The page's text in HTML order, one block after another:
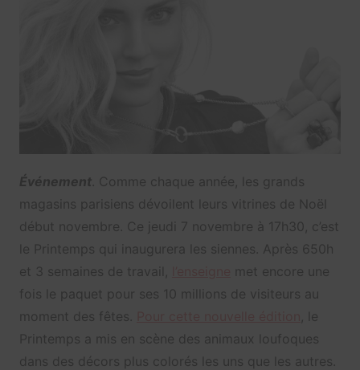
Événement. Comme chaque année, les grands
magasins parisiens dévoilent leurs vitrines de Noël
début novembre. Ce jeudi 7 novembre à 17h30, c’est
le Printemps qui inaugurera les siennes. Après 650h
et 3 semaines de travail,
met encore une
fois le paquet pour ses 10 millions de visiteurs au
moment des fêtes.
, le
Printemps a mis en scène des animaux loufoques
dans des décors plus colorés les uns que les autres.